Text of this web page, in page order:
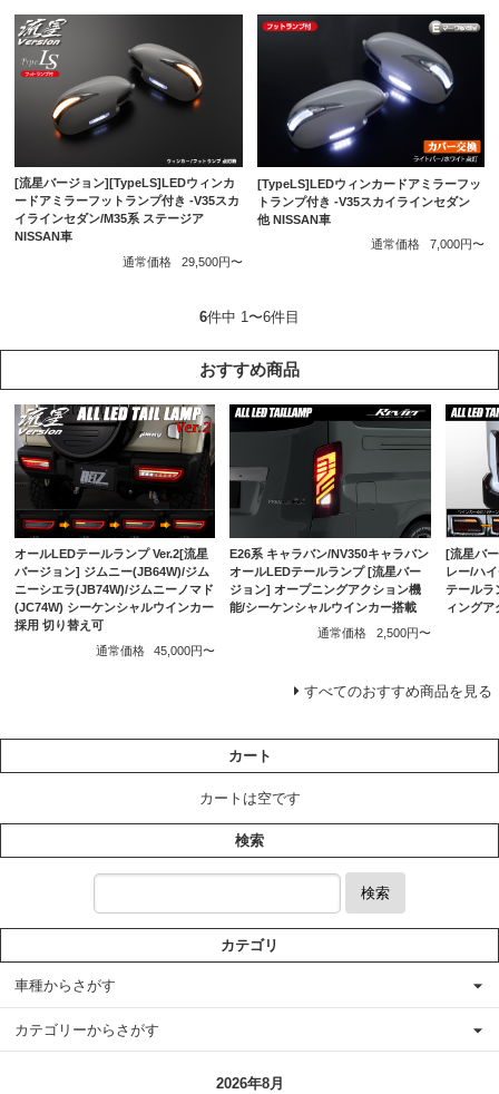
[流星バージョン][TypeLS]LEDウィンカ
ードアミラーフットランプ付き -V35スカ
イラインセダン/M35系 ステージア
NISSAN車
通常価格
29,500円〜
[TypeLS]LEDウィンカードアミラーフッ
トランプ付き -V35スカイラインセダン
他 NISSAN車
通常価格
7,000円〜
6件中 1〜6件目
おすすめ商品
オールLEDテールランプ Ver.2[流星
バージョン] ジムニー(JB64W)/ジム
ニーシエラ(JB74W)/ジムニーノマド
(JC74W) シーケンシャルウインカー
採用 切り替え可
通常価格
45,000円〜
E26系 キャラバン/NV350キャラバン
オールLEDテールランプ [流星バー
ジョン] オープニングアクション機
能/シーケンシャルウインカー搭載
通常価格
2,500円〜
[流星バ
レー/ハ
テールラ
ィングア
すべてのおすすめ商品を見る
カート
カートは空です
検索
検索
カテゴリ
車種からさがす
カテゴリーからさがす
2026年8月